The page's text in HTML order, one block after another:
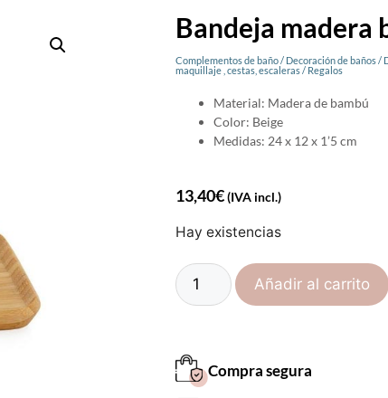
Bandeja madera
Complementos de baño/ Decoración de baños/
maquillaje , cestas, escaleras/ Regalos
Material: Madera de bambú
Color: Beige
Medidas: 24 x 12 x 1’5 cm
13,40€(IVA incl.)
Hay existencias
Añadir al carrito
Compra segura